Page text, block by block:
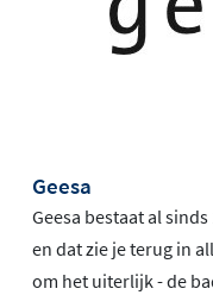
Geesa
Geesa bestaat al sinds
en dat zie je terug in
om het uiterlijk - de